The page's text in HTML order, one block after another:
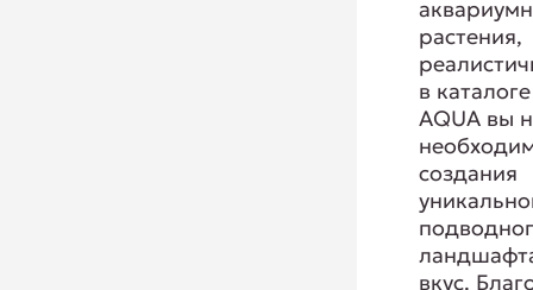
растения,
в
AQUA вы
создания
вкус.